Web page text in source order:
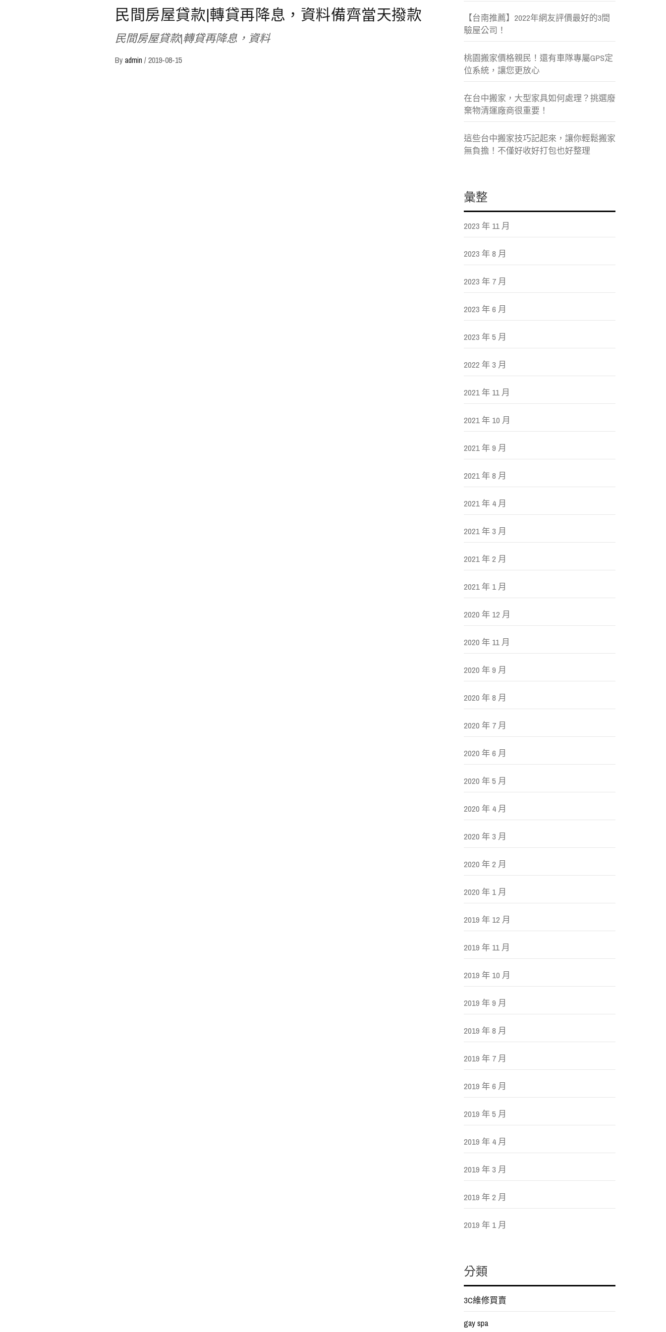
民間房屋貸款|轉貸再降息，資料備齊當天撥款
民間房屋貸款|轉貸再降息，資料
Byadmin /2019-08-15
【台南推薦】2022年網友評價最好的3間
驗屋公司！
桃園搬家價格親民！還有車隊專屬GPS定
位系統，讓您更放心
在台中搬家，大型家具如何處理？挑選廢
棄物清運廠商很重要！
這些台中搬家技巧記起來，讓你輕鬆搬家
無負擔！不僅好收好打包也好整理
彙整
2023 年 11 月
2023 年 8 月
2023 年 7 月
2023 年 6 月
2023 年 5 月
2022 年 3 月
2021 年 11 月
2021 年 10 月
2021 年 9 月
2021 年 8 月
2021 年 4 月
2021 年 3 月
2021 年 2 月
2021 年 1 月
2020 年 12 月
2020 年 11 月
2020 年 9 月
2020 年 8 月
2020 年 7 月
2020 年 6 月
2020 年 5 月
2020 年 4 月
2020 年 3 月
2020 年 2 月
2020 年 1 月
2019 年 12 月
2019 年 11 月
2019 年 10 月
2019 年 9 月
2019 年 8 月
2019 年 7 月
2019 年 6 月
2019 年 5 月
2019 年 4 月
2019 年 3 月
2019 年 2 月
2019 年 1 月
分類
3C維修買賣
gay spa